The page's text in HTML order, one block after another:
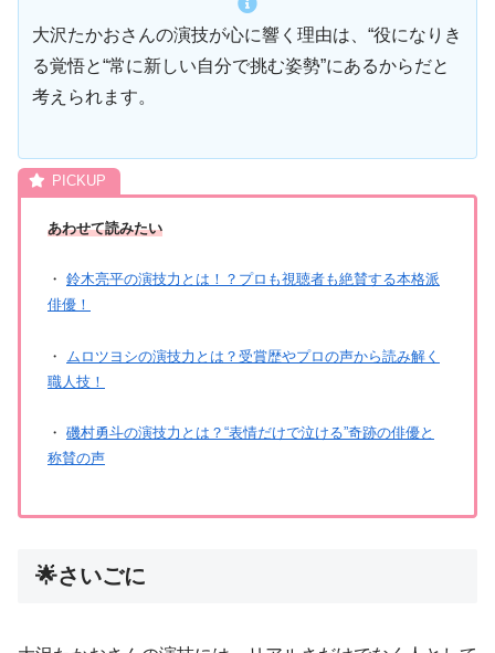
大沢たかおさんの演技が心に響く理由は、“役になりき
る覚悟と“常に新しい自分で挑む姿勢”にあるからだと
考えられます。
あわせて読みたい
・ 鈴木亮平の演技力とは！？プロも視聴者も絶賛する本格派
俳優！
・
ムロツヨシの演技力とは？受賞歴やプロの声から読み解く
職人技！
・ 磯村勇斗の演技力とは？“表情だけで泣ける”奇跡の俳優と
称賛の声
🌟さいごに